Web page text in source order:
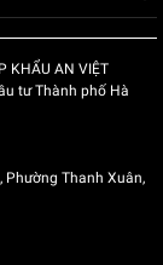
khách hàng lựa
An Việt là nhà
một trong
hàng đầu tại
sản phẩm ủng
KHẨU AN VIỆT
tư Thành phố Hà
Phường Thanh Xuân,